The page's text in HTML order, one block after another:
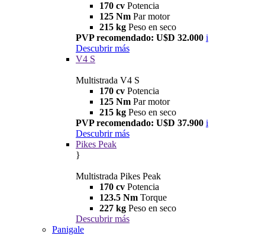
170 cv Potencia
125 Nm Par motor
215 kg Peso en seco
PVP recomendado: U$D 32.000 i
Descubrir más
V4 S
Multistrada V4 S
170 cv Potencia
125 Nm Par motor
215 kg Peso en seco
PVP recomendado: U$D 37.900 i
Descubrir más
Pikes Peak
}
Multistrada Pikes Peak
170 cv Potencia
123.5 Nm Torque
227 kg Peso en seco
Descubrir más
Panigale